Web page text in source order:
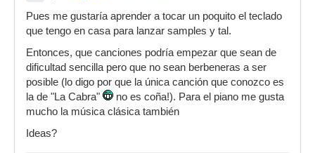
Pues me gustaría aprender a tocar un poquito el teclado
que tengo en casa para lanzar samples y tal.
Entonces, que canciones podría empezar que sean de
dificultad sencilla pero que no sean berbeneras a ser
posible (lo digo por que la única canción que conozco es
la de "La Cabra"
no es coña!). Para el piano me gusta
mucho la música clásica también
Ideas?